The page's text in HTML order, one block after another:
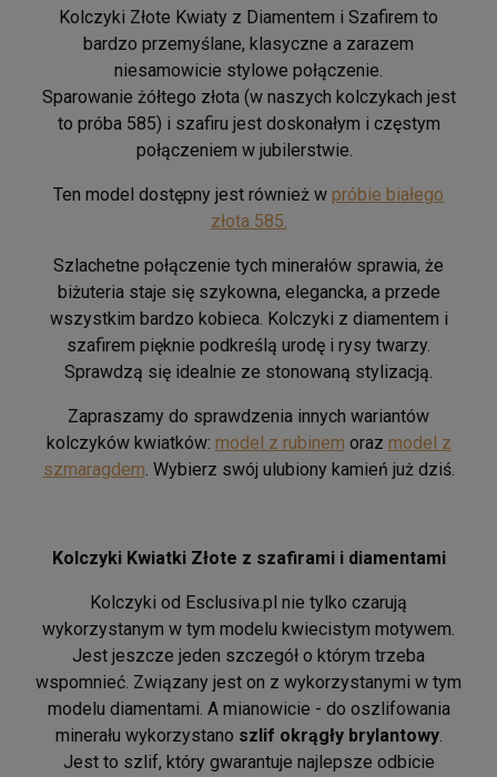
Kolczyki Złote Kwiaty z Diamentem i Szafirem to
bardzo przemyślane, klasyczne a zarazem
niesamowicie stylowe połączenie.
Sparowanie żółtego złota (w naszych kolczykach jest
to próba 585) i szafiru jest doskonałym i częstym
połączeniem w jubilerstwie.
Ten model dostępny jest również w próbie białego
złota 585.
Szlachetne połączenie tych minerałów sprawia, że
biżuteria staje się szykowna, elegancka, a przede
wszystkim bardzo kobieca. Kolczyki z diamentem i
szafirem pięknie podkreślą urodę i rysy twarzy.
Sprawdzą się idealnie ze stonowaną stylizacją.
Zapraszamy do sprawdzenia innych wariantów
kolczyków kwiatków: model z rubinem oraz model z
szmaragdem. Wybierz swój ulubiony kamień już dziś.
Kolczyki Kwiatki Złote z szafirami i diamentami
Kolczyki od Esclusiva.pl nie tylko czarują
wykorzystanym w tym modelu kwiecistym motywem.
Jest jeszcze jeden szczegół o którym trzeba
wspomnieć. Związany jest on z wykorzystanymi w tym
modelu diamentami. A mianowicie - do oszlifowania
minerału wykorzystano szlif okrągły brylantowy.
Jest to szlif, który gwarantuje najlepsze odbicie